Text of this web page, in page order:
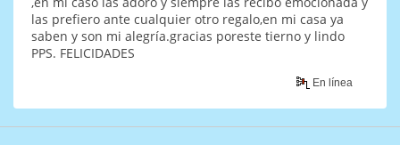
las prefiero ante cualquier otro regalo,en mi casa ya
saben y son mi alegría.gracias poreste tierno y lindo
PPS. FELICIDADES
En línea